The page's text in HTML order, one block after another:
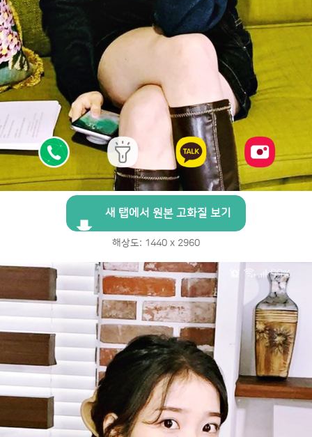
새 탭에서 원본 고화질 보기
해상도: 1440 x 2960